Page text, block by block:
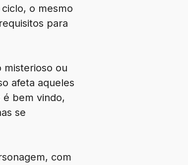
o mesmo
para
misterioso ou
afeta aqueles
é bem vindo,
se
com